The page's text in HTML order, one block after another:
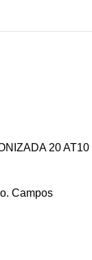
20 AT10
Campos